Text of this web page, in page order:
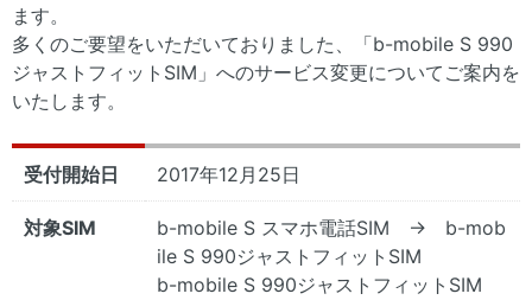
ます。
多くのご要望をいただいておりました、「b-mobile S 990
ジャストフィットSIM」へのサービス変更についてご案内を
いたします。
受付開始日 2017年12月25日
対象SIM
b-mobile S スマホ電話SIM → b-mob
ile S 990ジャストフィットSIM
b-mobile S 990ジャストフィットSIM